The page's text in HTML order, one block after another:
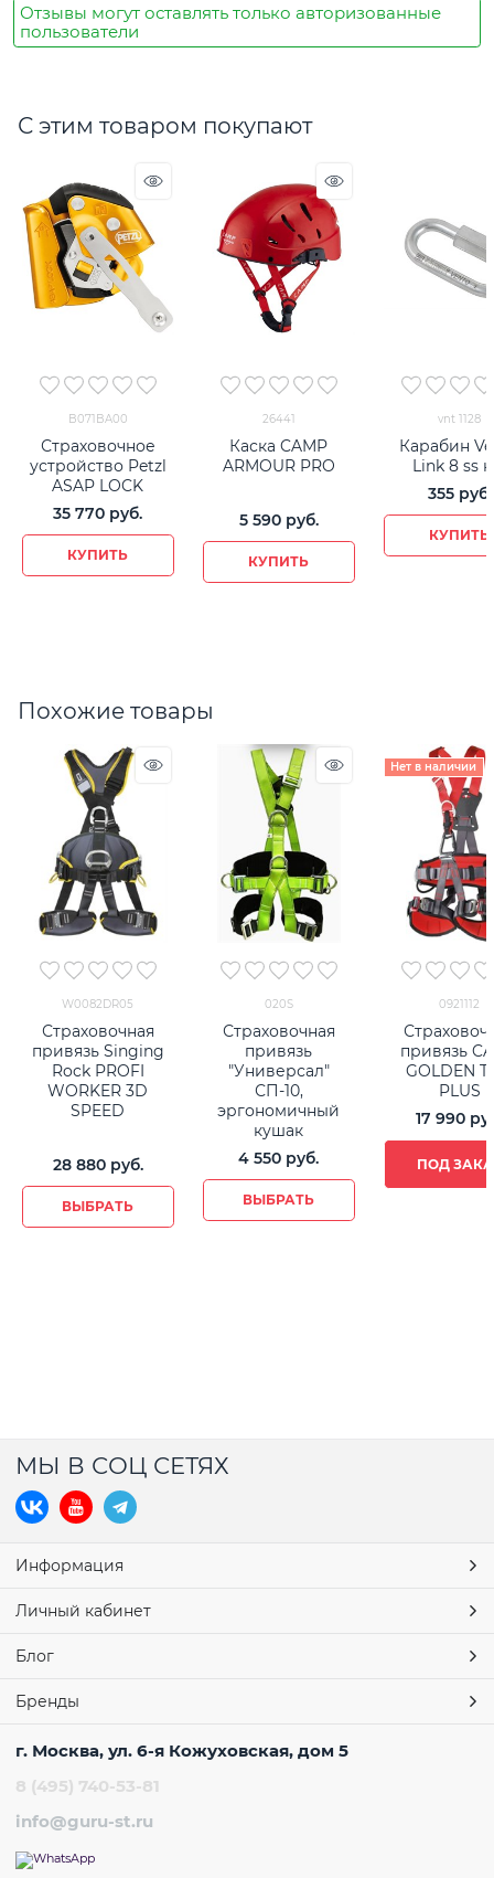
Отзывы могут оставлять только авторизованные
пользователи
С этим товаром покупают
B071BA00
Страховочное
устройство Petzl
ASAP LOCK
35 770 руб.
КУПИТЬ
26441
Каска CAMP
ARMOUR PRO
5 590 руб.
КУПИТЬ
vnt 1128
Карабин
Link 8 ss
355 руб.
КУПИТЬ
Похожие товары
W0082DR05
Страховочная
привязь Singing
Rock PROFI
WORKER 3D
SPEED
28 880 руб.
ВЫБРАТЬ
020S
Страховочная
привязь
"Универсал"
СП-10,
эргономичный
кушак
4 550 руб.
ВЫБРАТЬ
Нет в наличии
0921112
привязь
GOLDEN
PLUS
17 990
ПОД
МЫ В СОЦ СЕТЯХ
Информация
Личный кабинет
Блог
Бренды
г. Москва, ул. 6-я Кожуховская, дом 5
8 (495) 740-53-81
info@guru-st.ru